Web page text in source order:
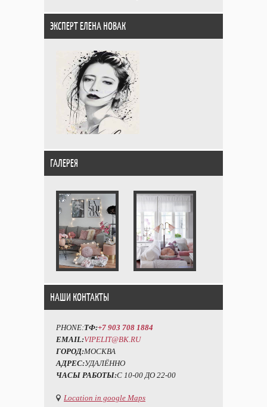
ЭКСПЕРТ ЕЛЕНА НОВАК
ГАЛЕРЕЯ
НАШИ КОНТАКТЫ
PHONE:ТФ:+7 903 708 1884
EMAIL:VIPELIT@BK.RU
ГОРОД:МОСКВА
АДРЕС:УДАЛЁННО
ЧАСЫ РАБОТЫ:С 10-00 ДО 22-00
Location in google Maps